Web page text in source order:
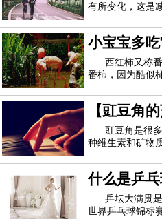
有所变化，这是
不会造成肥胖，
减肥食谱给你，
拌海带原料：海
小宝宝多
西红柿又称
番柿，因为酷似
宜食的营养食品
物质、维生素、
质。它所含的维
【豇豆角
饪技巧 豇
豇豆角是很
种维生素和矿物
角）粒、长豆角
营养很多，但它
定要炒熟才能吃
什么是乒
乒坛大满贯
世界乒乓球锦标